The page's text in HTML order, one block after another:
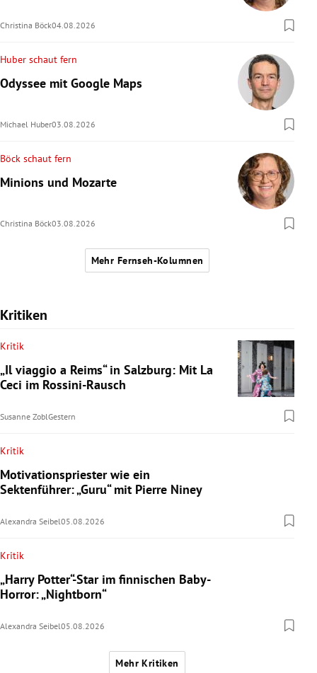
Christina Böck04.08.2026
Huber schaut fern
Odyssee mit Google Maps
Michael Huber03.08.2026
Böck schaut fern
Minions und Mozarte
Christina Böck03.08.2026
Mehr Fernseh-Kolumnen
Kritiken
Kritik
„Il viaggio a Reims“ in Salzburg: Mit La
Ceci im Rossini-Rausch
Susanne ZoblGestern
Kritik
Motivationspriester wie ein
Sektenführer: „Guru“ mit Pierre Niney
Alexandra Seibel05.08.2026
Kritik
„Harry Potter“-Star im finnischen Baby-
Horror: „Nightborn“
Alexandra Seibel05.08.2026
Mehr Kritiken